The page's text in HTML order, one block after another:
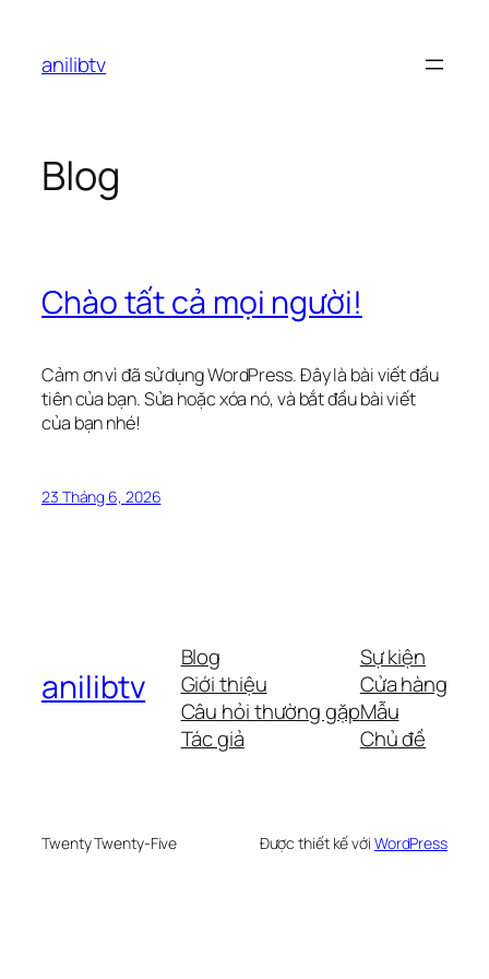
phầnanilibtv
Blog
Chào tất cả mọi người!
Cảm ơn vì đã sử dụng WordPress. Đây là bài viết đầu
tiên của bạn. Sửa hoặc xóa nó, và bắt đầu bài viết
của bạn nhé!
23 Tháng 6, 2026
anilibtv
Blog
Giới thiệu
Câu hỏi thường gặp
Tác giả
Sự kiện
Cửa hàng
Mẫu
Chủ đề
Twenty Twenty-Five Được thiết kế với WordPress